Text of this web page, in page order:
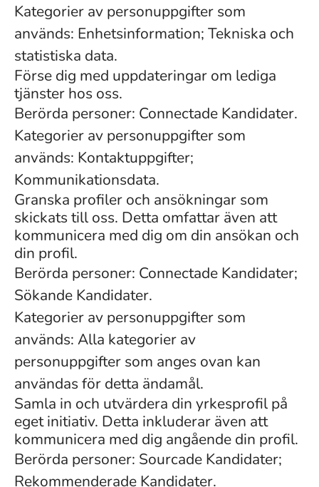
Kategorier av personuppgifter som
används: Enhetsinformation; Tekniska och
statistiska data.
Förse dig med uppdateringar om lediga
tjänster hos oss.
Berörda personer: Connectade Kandidater.
Kategorier av personuppgifter som
används: Kontaktuppgifter;
Kommunikationsdata.
Granska profiler och ansökningar som
skickats till oss. Detta omfattar även att
kommunicera med dig om din ansökan och
din profil.
Berörda personer: Connectade Kandidater;
Sökande Kandidater.
Kategorier av personuppgifter som
används: Alla kategorier av
personuppgifter som anges ovan kan
användas för detta ändamål.
Samla in och utvärdera din yrkesprofil på
eget initiativ. Detta inkluderar även att
kommunicera med dig angående din profil.
Berörda personer: Sourcade Kandidater;
Rekommenderade Kandidater.